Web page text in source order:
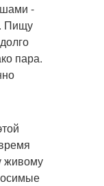
-
Пищу
пара.
живому